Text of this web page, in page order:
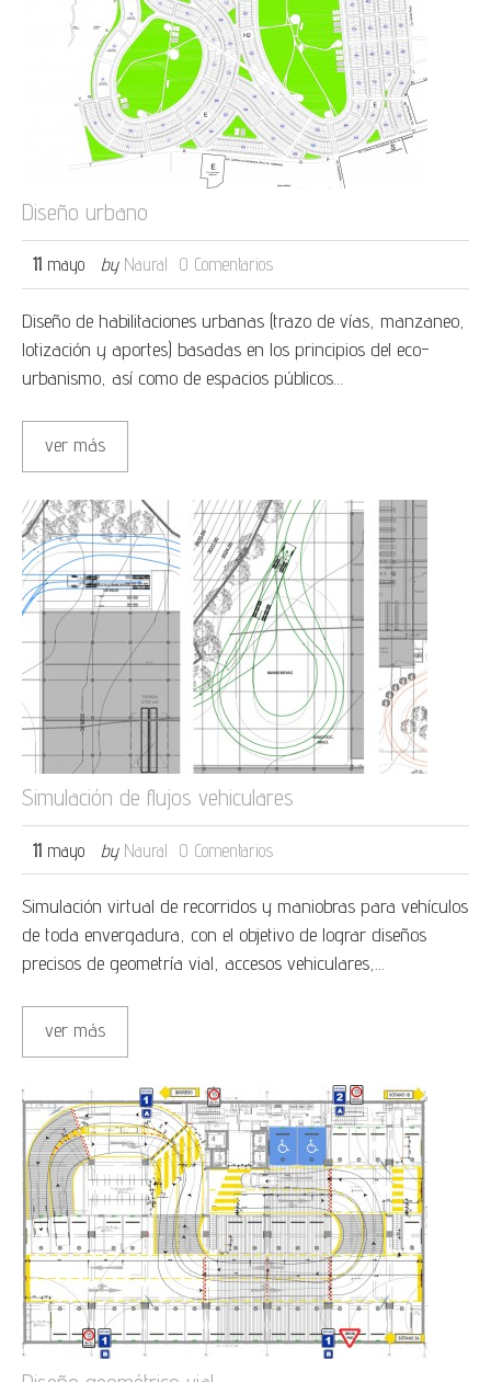
Diseño urbano
11 mayo by Naural 0 Comentarios
Diseño de habilitaciones urbanas (trazo de vías, manzaneo,
lotización y aportes) basadas en los principios del eco-
urbanismo, así como de espacios públicos…
ver más
Simulación de flujos vehiculares
11 mayo by Naural 0 Comentarios
Simulación virtual de recorridos y maniobras para vehículos
de toda envergadura, con el objetivo de lograr diseños
precisos de geometría vial, accesos vehiculares,…
ver más